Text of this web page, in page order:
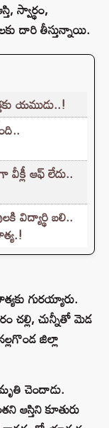
స్వార్థం,
దారి తీస్తున్నాయి.
యముడు..!
వీక్లీ ఆఫ్ లేదు..
విద్యార్థి బలి..
గురయ్యారు.
చల్లి, చున్నీతో మెడ
జిల్లా
చెందాడు.
కూతురు